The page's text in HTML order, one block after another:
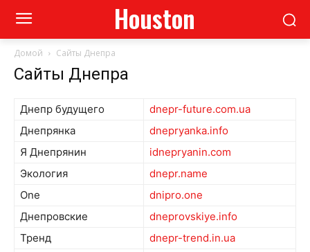
Houston
Домой Сайты Днепра
Сайты Днепра
Днепр будущего
dnepr-future.com.ua
Днепрянка
dnepryanka.info
Я Днепрянин
idnepryanin.com
Экология
dnepr.name
One
dnipro.one
Днепровские
dneprovskiye.info
Тренд
dnepr-trend.in.ua